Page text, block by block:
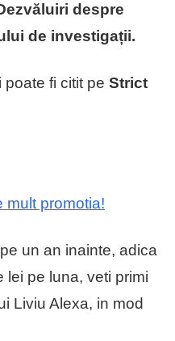
despre
de investigații.
fi citit pe Strict
mult promotia!
un an inainte, adica
lei pe luna, veti primi
Liviu Alexa, in mod